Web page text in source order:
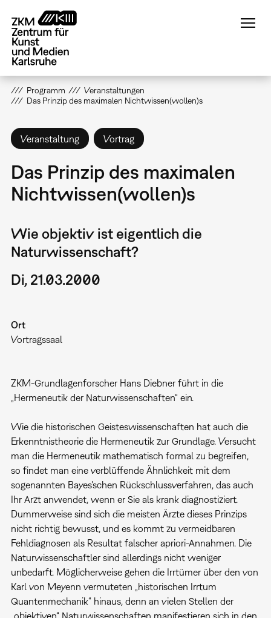
zum
Inhalt
Programm
Veranstaltungen
Das Prinzip des maximalen Nichtwissen(wollen)s
Veranstaltung Vortrag
Das Prinzip des maximalen
Nichtwissen(wollen)s
Wie objektiv ist eigentlich die
Naturwissenschaft?
Di, 21.03.2000
Ort
Vortragssaal
ZKM-Grundlagenforscher Hans Diebner führt in die
„Hermeneutik der Naturwissenschaften“ ein.
Wie die historischen Geisteswissenschaften hat auch die
Erkenntnistheorie die Hermeneutik zur Grundlage. Versucht
man die Hermeneutik mathematisch formal zu begreifen,
so findet man eine verblüffende Ähnlichkeit mit dem
sogenannten Bayes'schen Rückschlussverfahren, das auch
Ihr Arzt anwendet, wenn er Sie als krank diagnostiziert.
Dummerweise sind sich die meisten Ärzte dieses Prinzips
nicht richtig bewusst, und es kommt zu vermeidbaren
Fehldiagnosen als Resultat falscher apriori-Annahmen. Die
Naturwissenschaftler sind allerdings nicht weniger
unbedarft. Möglicherweise gehen die Irrtümer über den von
Karl von Meyenn vermuteten „historischen Irrtum
Quantenmechanik“ hinaus, denn an vielen Stellen der
„objektiven“ Naturwissenschaften manifestieren sich in den